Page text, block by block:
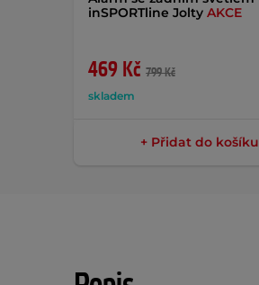
inSPORTline Jolty AKCE
469 Kč 799 Kč
skladem
+ Přidat do košíku